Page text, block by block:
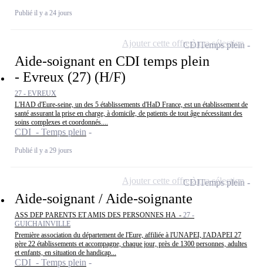
Publié il y a 24 jours
Aide-soignant en CDI temps plein
- Evreux (27) (H/F)
27 - EVREUX
L'HAD d'Eure-seine, un des 5 établissements d'HaD France, est un établissement de
santé assurant la prise en charge, à domicile, de patients de tout âge nécessitant des
soins complexes et coordonnés....
CDI - Temps plein
Publié il y a 29 jours
CDITemps plein
Ajouter cette offre à ma sélection
Aide-soignant / Aide-soignante
ASS DEP PARENTS ET AMIS DES PERSONNES HA - 27 -
GUICHAINVILLE
Première association du département de l'Eure, affiliée à l'UNAPEI, l'ADAPEI 27
gère 22 établissements et accompagne, chaque jour, près de 1300 personnes, adultes
et enfants, en situation de handicap...
CDI - Temps plein
CDITemps plein
Ajouter cette offre à ma sélection